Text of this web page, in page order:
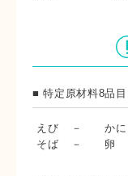
■ 特定原材料8品目
えび － かに
そば
－ 卵